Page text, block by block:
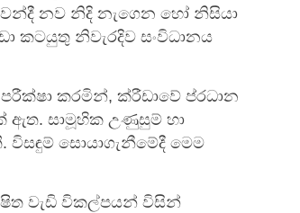
නව නිදි නැගෙන හෝ නිසියා
කටයුතු නිවැරදිව සංවිධානය
කරමින්, ක්රීඩාවේ ප්රධාන
ඇත. සාමූහික උණුසුම් හා
සොයාගැනීමේදී මෙම
වැඩි විකල්පයන් විසින්